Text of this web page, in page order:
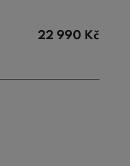
22 990 Kč